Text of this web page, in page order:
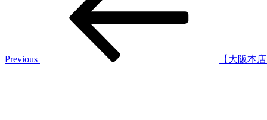
ゲ
Previous
【大阪本